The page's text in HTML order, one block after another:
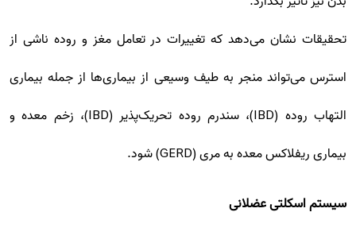
تحقیقات نشان می‌دهد که تغییرات در تعامل مغز و روده ناشی از
استرس می‌تواند منجر به طیف وسیعی از بیماری‌ها از جمله بیماری
التهاب روده (IBD)، سندرم روده تحریک‌پذیر (IBD)، زخم معده و
بیماری ریفلاکس معده به مری (GERD) شود.
سیستم اسکلتی عضلانی